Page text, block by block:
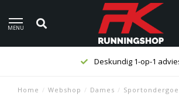
MENU
Deskundig 1-op-1
Home / Webshop / Dames /